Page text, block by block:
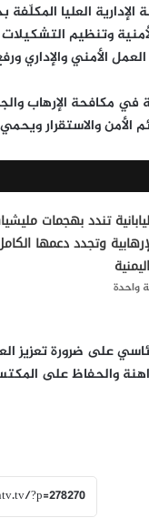
الإدارية العليا المكلّفة
وتنظيم التشكيلات
الأمني والإداري
في مكافحة الإرهاب
الأمن والاستقرار
تندد بهجمات
وتجدد دعمها
واحدة
على ضرورةتعزيز
والحفاظ على